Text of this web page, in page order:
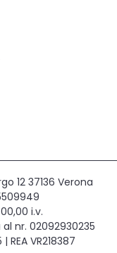
12 37136 Verona
i.v.
nr. 02092930235
VR218387